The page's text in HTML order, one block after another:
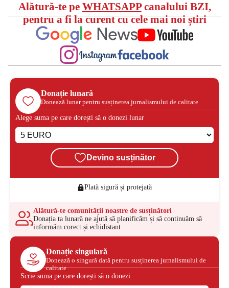
Alătură-te pe WHATSAPPcanalului BZI,
pentru a fi la curent cu cele mai noi știri
Donație lunară
Donează lunar pentru susținerea jurnalismului de calitate
Alege suma pe care dorești să o donezi lunar
Devino susținător
Plată sigură și protejată
Alătură-te comunității noastre de susținători
Donația ta lunară ne ajută să planificăm și să continuăm să
informăm corect și echidistant
Donație singulară
Donează o singură dată pentru susținerea jurnalismului de
calitate
Scrie suma pe care dorești să o donezi